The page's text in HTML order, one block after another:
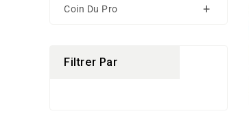
Coin Du Pro
Filtrer Par